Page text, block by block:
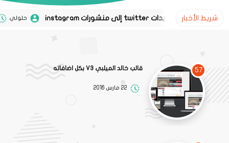
شريط الأخبار حلولي 02 نوفمبر 2020
57 قالب خالد الميلبي V3 بكل اضافاته
22 مارس 2016